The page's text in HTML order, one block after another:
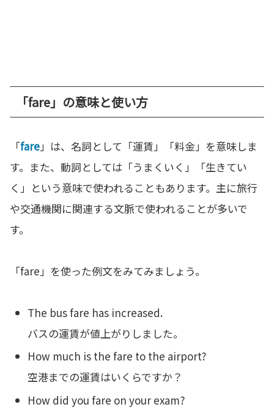
「fare」の意味と使い方
「fare」は、名詞として「運賃」「料金」を意味しま
す。また、動詞としては「うまくいく」「生きてい
く」という意味で使われることもあります。主に旅行
や交通機関に関連する文脈で使われることが多いで
す。
「fare」を使った例文をみてみましょう。
The bus fare has increased.
バスの運賃が値上がりしました。
How much is the fare to the airport?
空港までの運賃はいくらですか？
How did you fare on your exam?